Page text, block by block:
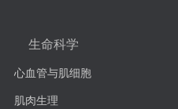
生命科学
心血管与肌细胞
肌肉生理